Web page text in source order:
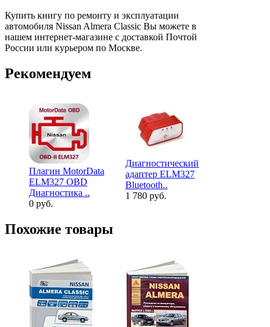
Купить книгу по ремонту и эксплуатации
автомобиля Nissan Almera Classic Вы можете в
нашем интернет-магазине с доставкой Почтой
России или курьером по Москве.
Рекомендуем
Плагин MotorData
ELM327 OBD
Диагностика ..
0 руб.
Диагностический
адаптер ELM327
Bluetooth..
1 780 руб.
Похожие товары